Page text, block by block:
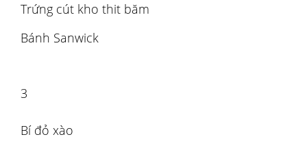
Trứng cút kho thit băm
Bánh Sanwick
3
Bí đỏ xào